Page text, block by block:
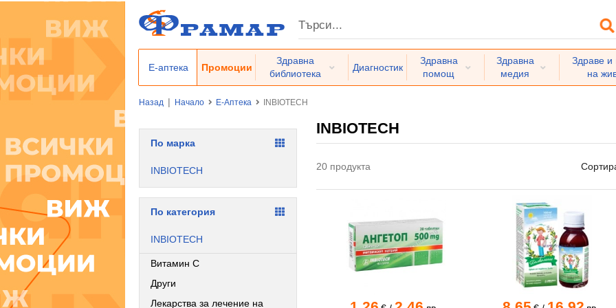
Е-аптека Промоции
Здравна
библиотека
Диагностик
Здравна
помощ
Здравна
медия
Здраве и
на
Назад | Начало Е-Аптека INBIOTECH
INBIOTECH
20 продукта
По марка
INBIOTECH
По категория
INBIOTECH
Витамин С
Други
Лекарства за лечение на